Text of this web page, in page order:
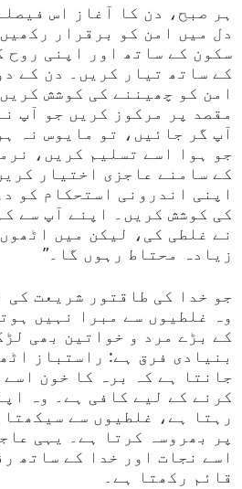
ہر صبح، دن کا آغاز اس
دل میں امن کو برقرار
سکون کے ساتھ اور اپنی روح
کے ساتھ تیار کریں۔ دن کے
امن کو چھیننے کی کوشش
مقصد پر مرکوز کریں جو آپ
آپ گر جائیں، تو مایوس نہ
جو ہوا اسے تسلیم کریں،
کے سامنے عاجزی اختیار
اپنی اندرونی استحکام کو
کی کوشش کریں۔ اپنے آپ سے
نے غلطی کی، لیکن میں
زیادہ محتاط رہوں گا۔”
جو خدا کی طاقتور شریعت کی
وہ غلطیوں سے مبرا نہیں
کے بڑے مرد و خواتین بھی
بنیادی فرق ہے: راستباز
جانتا ہے کہ برہ کا خون
کرنے کے لیے کافی ہے۔ وہ
رہتا ہے، غلطیوں سے
پر بھروسہ کرتا ہے۔ یہی
اسے نجات اور خدا کے ساتھ
قائم رکھتا ہے۔